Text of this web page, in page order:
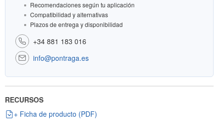
Recomendaciones según tu aplicación
Compatibilidad y alternativas
Plazos de entrega y disponibilidad
+34 881 183 016
info@pontraga.es
RECURSOS
+ Ficha de producto (PDF)